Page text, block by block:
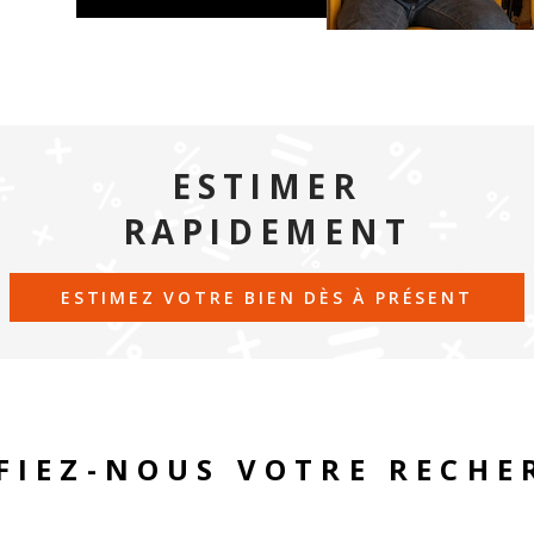
ESTIMER
RAPIDEMENT
ESTIMEZ VOTRE BIEN DÈS À PRÉSENT
NOUS VOTRE